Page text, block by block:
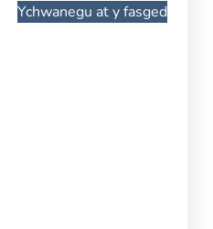
Ychwanegu at y fasged